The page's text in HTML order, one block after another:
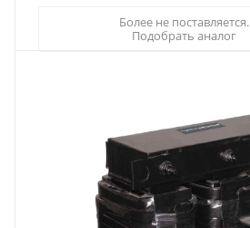
Более не поставляется.
Подобрать аналог